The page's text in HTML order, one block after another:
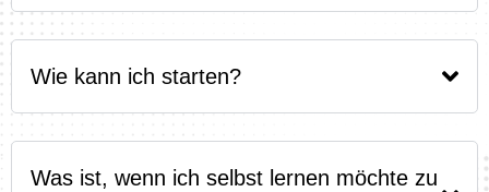
Wie kann ich starten?
Was ist, wenn ich selbst lernen möchte zu